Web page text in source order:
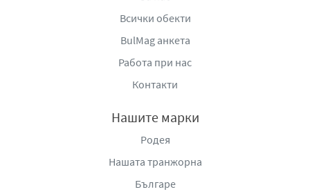
Всички обекти
BulMag анкета
Работа при нас
Контакти
Нашите марки
Родея
Нашата транжорна
Българе